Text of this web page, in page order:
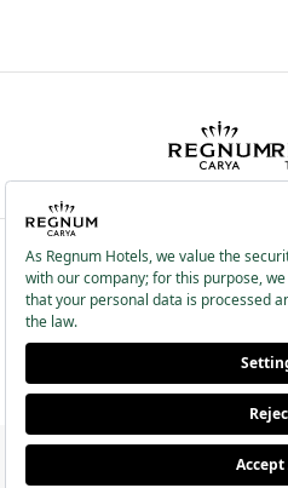
2026 ® Regnum Hotels. Все права
Политика в отношении
Главная